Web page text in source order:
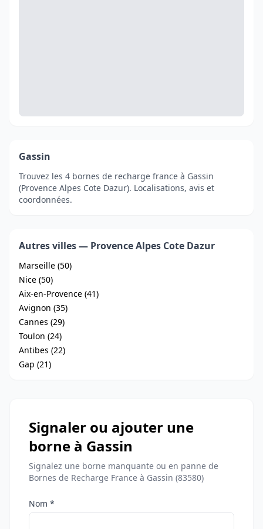
Gassin
Trouvez les 4 bornes de recharge france à Gassin
(Provence Alpes Cote Dazur). Localisations, avis et
coordonnées.
Autres villes — Provence Alpes Cote Dazur
Marseille (50)
Nice (50)
Aix-en-Provence (41)
Avignon (35)
Cannes (29)
Toulon (24)
Antibes (22)
Gap (21)
Signaler ou ajouter une
borne à Gassin
Signalez une borne manquante ou en panne de
Bornes de Recharge France à Gassin (83580)
Nom *